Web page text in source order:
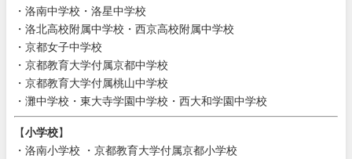
・洛南中学校・洛星中学校
・洛北高校附属中学校・西京高校附属中学校
・京都女子中学校
・京都教育大学付属京都中学校
・京都教育大学付属桃山中学校
・灘中学校・東大寺学園中学校・西大和学園中学校
【小学校】
・洛南小学校 ・京都教育大学付属京都小学校